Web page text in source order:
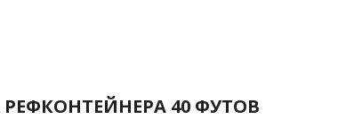
40 ФУТОВ